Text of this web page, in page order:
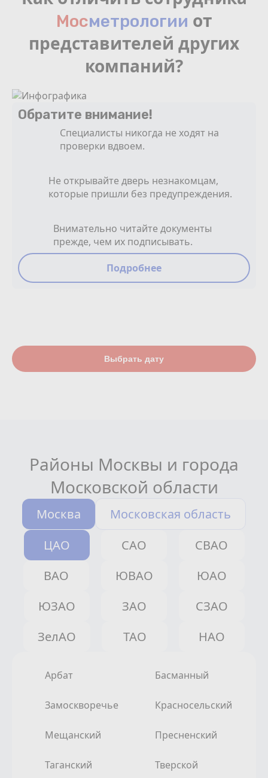
Мосмeтрологии от
представителей других
компаний?
Обратите внимание!
Специалисты никогда не ходят на
проверки вдвоем.
Не открывайте дверь незнакомцам,
которые пришли без предупреждения.
Внимательно читайте документы
прежде, чем их подписывать.
Подробнее
Выбрать дату
Районы Москвы и города
Московской области
Москва
Московская область
ЦАО
САО
СВАО
ВАО
ЮВАО
ЮАО
ЮЗАО
ЗАО
СЗАО
ЗелАО
ТАО НАО
Арбат Басманный
Замоскворечье Красносельский
Мещанский Пресненский
Таганский Тверской